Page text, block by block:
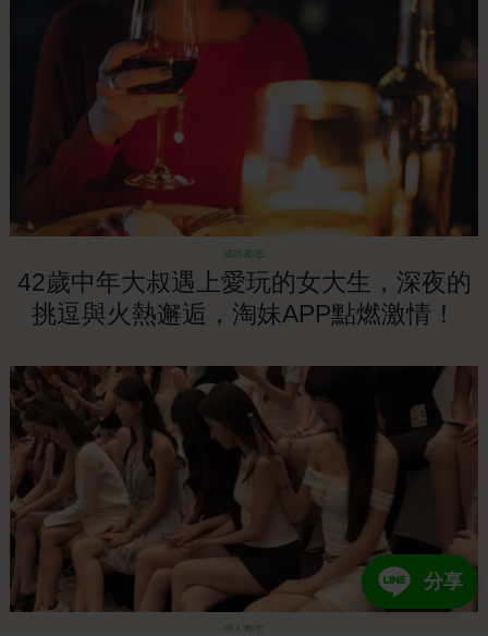
分享
成功勵志
42歲中年大叔遇上愛玩的女大生，深夜的
挑逗與火熱邂逅，淘妹APP點燃激情！
感人勵志